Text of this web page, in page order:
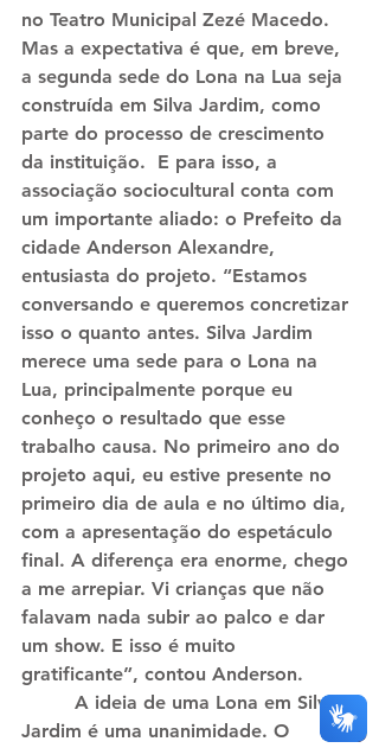
no Teatro Municipal Zezé Macedo.
Mas a expectativa é que, em breve,
a segunda sede do Lona na Lua seja
construída em Silva Jardim, como
parte do processo de crescimento
da instituição.  E para isso, a
associação sociocultural conta com
um importante aliado: o Prefeito da
cidade Anderson Alexandre,
entusiasta do projeto. “Estamos
conversando e queremos concretizar
isso o quanto antes. Silva Jardim
merece uma sede para o Lona na
Lua, principalmente porque eu
conheço o resultado que esse
trabalho causa. No primeiro ano do
projeto aqui, eu estive presente no
primeiro dia de aula e no último dia,
com a apresentação do espetáculo
final. A diferença era enorme, chego
a me arrepiar. Vi crianças que não
falavam nada subir ao palco e dar
um show. E isso é muito
gratificante”, contou Anderson.
Jardim é uma unanimidade. O